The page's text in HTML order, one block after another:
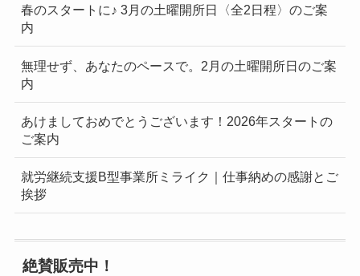
春のスタートに♪ 3月の土曜開所日〈全2日程〉のご案
内
無理せず、あなたのペースで。2月の土曜開所日のご案
内
あけましておめでとうございます！2026年スタートの
ご案内
就労継続支援B型事業所ミライク｜仕事納めの感謝とご
挨拶
絶賛販売中！